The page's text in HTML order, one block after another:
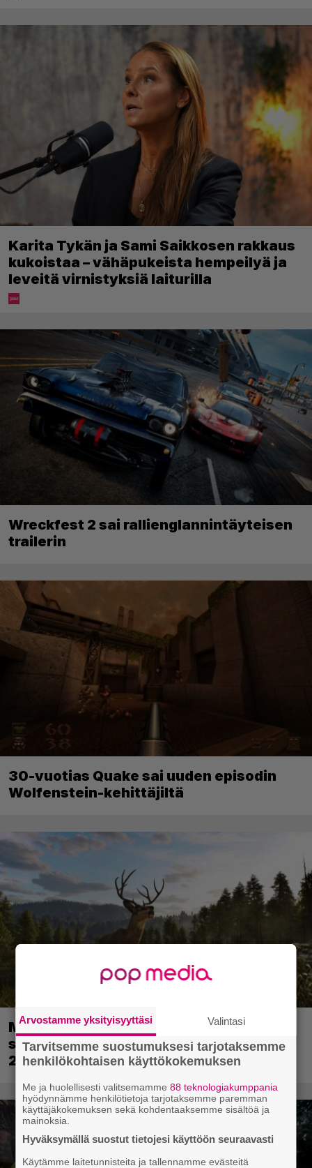
Karita Tykän ja Sami Saikkosen rakkaus
kukoistaa – vähäpukeista hempeilyä ja
leveitä virnistyksiä laiturilla
Wreckfest 2 sai rallienglannintäyteisen
trailerin
30-vuotias Quake sai uuden episodin
Wolfenstein-kehittäjiltä
Metsästyssimulaattorin jatko-osa
saapuu ensi kuussa – Way of the Hunter
2 päivättiin
Arvostamme yksityisyyttäsi Valintasi
Tarvitsemme suostumuksesi tarjotaksemme
henkilökohtaisen käyttökokemuksen
Me ja huolellisesti valitsemamme88 teknologiakumppania
hyödynnämme henkilötietoja tarjotaksemme paremman
käyttäjäkokemuksen sekä kohdentaaksemme sisältöä ja
mainoksia.
Hyväksymällä suostut tietojesi käyttöön seuraavasti
Käytämme laitetunnisteita ja tallennamme evästeitä